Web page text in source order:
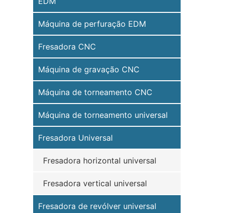
Máquina de perfuração EDM
Fresadora CNC
Máquina de gravação CNC
Máquina de torneamento CNC
Máquina de torneamento universal
Fresadora Universal
Fresadora horizontal universal
Fresadora vertical universal
Fresadora de revólver universal